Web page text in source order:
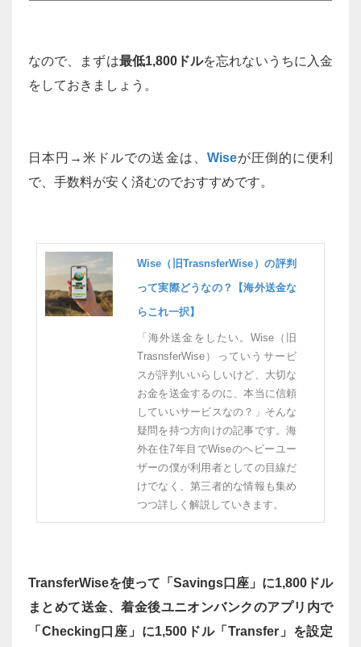
なので、まずは最低1,800ドルを忘れないうちに入金
をしておきましょう。
日本円→米ドルでの送金は、 Wiseが圧倒的に便利
で、手数料が安く済むのでおすすめです。
Wise（旧TrasnsferWise）の評判
って実際どうなの？【海外送金な
らこれ一択】
「海外送金をしたい。Wise（旧
TrasnsferWise）っていうサービ
スが評判いいらしいけど、大切な
お金を送金するのに、本当に信頼
していいサービスなの？」そんな
疑問を持つ方向けの記事です。海
外在住7年目でWiseのヘビーユー
ザーの僕が利用者としての目線だ
けでなく、第三者的な情報も集め
つつ詳しく解説していきます。
TransferWiseを使って「Savings口座」に1,800ドル
まとめて送金、着金後ユニオンバンクのアプリ内で
「Checking口座」に1,500ドル「Transfer」を設定